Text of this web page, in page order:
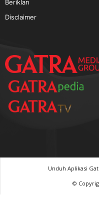
TERPOPULER